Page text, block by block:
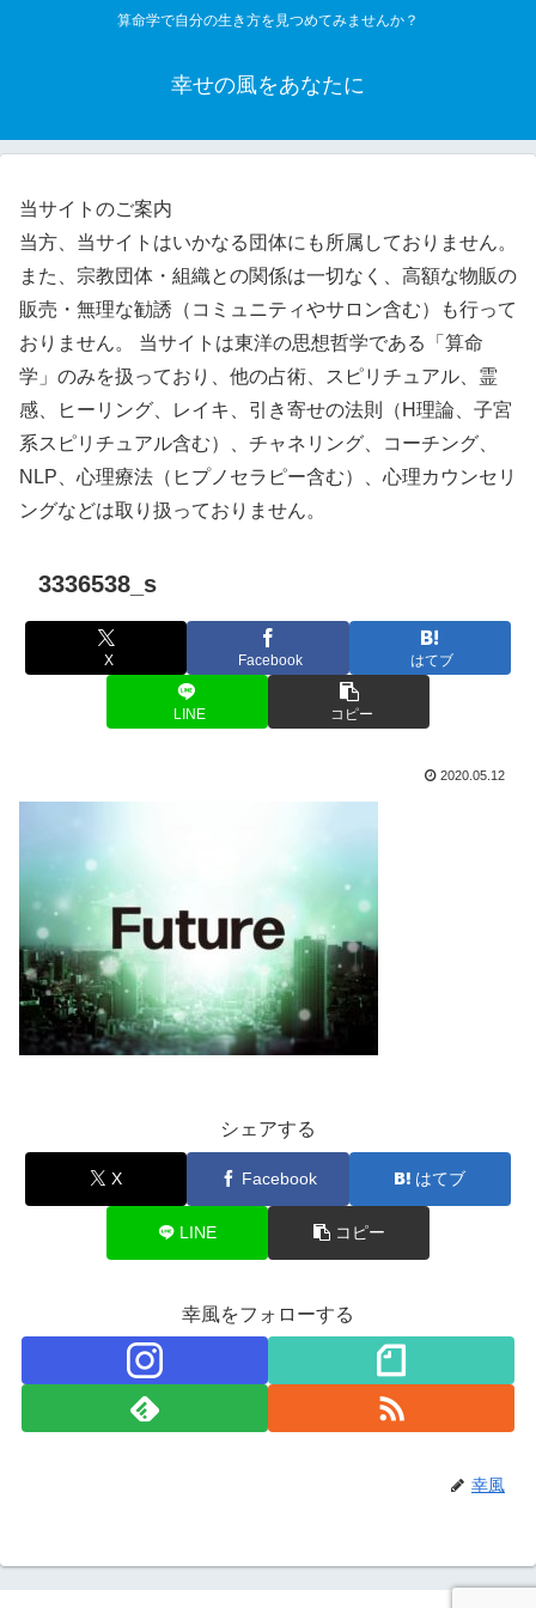
算命学で自分の生き方を見つめてみませんか？
幸せの風をあなたに
当サイトのご案内
当方、当サイトはいかなる団体にも所属しておりません。
また、宗教団体・組織との関係は一切なく、高額な物販の
販売・無理な勧誘（コミュニティやサロン含む）も行って
おりません。 当サイトは東洋の思想哲学である「算命
学」のみを扱っており、他の占術、スピリチュアル、霊
感、ヒーリング、レイキ、引き寄せの法則（H理論、子宮
系スピリチュアル含む）、チャネリング、コーチング、
NLP、心理療法（ヒプノセラピー含む）、心理カウンセリ
ングなどは取り扱っておりません。
3336538_s
X Facebook はてブ
LINE コピー
2020.05.12
シェアする
X Facebook はてブ
LINE コピー
幸風をフォローする
幸風